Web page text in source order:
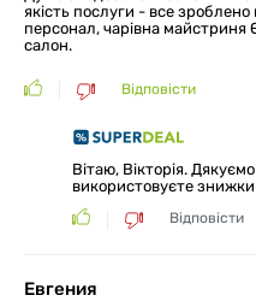
якість послуги - все
персонал, чарівна
салон.
Відповісти
Вітаю, Вікторія.
використовуєте
Відповісти
Евгения